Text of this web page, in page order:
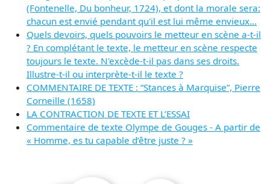
(Fontenelle, Du bonheur, 1724), et dont la morale sera:
chacun est envié pendant qu'il est lui même envieux...
Quels devoirs, quels pouvoirs le metteur en scène a-t-il
? En complétant le texte, le metteur en scène respecte
toujours le texte. N'excède-t-il pas dans ses droits.
Illustre-t-il ou interprète-t-il le texte ?
COMMENTAIRE DE TEXTE : “Stances à Marquise”, Pierre
Corneille (1658)
LA CONTRACTION DE TEXTE ET L’ESSAI
Commentaire de texte Olympe de Gouges - A partir de
« Homme, es tu capable d’être juste ? »